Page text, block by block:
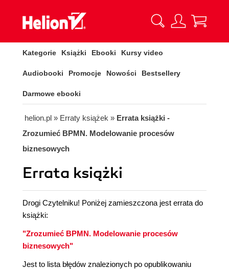
Kategorie Książki Ebooki Kursy video
Audiobooki Promocje Nowości Bestsellery
Darmowe ebooki
helion.pl » Erraty książek » Errata książki -
Zrozumieć BPMN. Modelowanie procesów
biznesowych
Errata książki
Drogi Czytelniku! Poniżej zamieszczona jest errata do
książki:
"Zrozumieć BPMN. Modelowanie procesów
biznesowych"
Jest to lista błędów znalezionych po opublikowaniu